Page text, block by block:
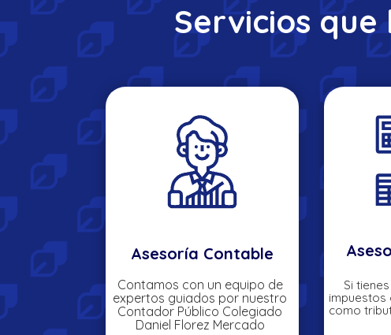
Servicios
Asesoría Contable
Contamos con un equipo de
expertos guiados por nuestro
Contador Público Colegiado
Daniel Florez Mercado
Si
impuestos
como